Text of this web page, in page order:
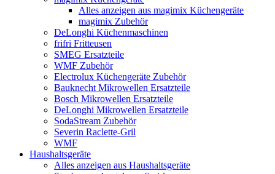
Alles anzeigen aus magimix Küchengeräte
magimix Zubehör
DeLonghi Küchenmaschinen
frifri Fritteusen
SMEG Ersatzteile
WMF Zubehör
Electrolux Küchengeräte Zubehör
Bauknecht Mikrowellen Ersatzteile
Bosch Mikrowellen Ersatzteile
DeLonghi Mikrowellen Ersatzteile
SodaStream Zubehör
Severin Raclette-Gril
WMF
Haushaltsgeräte
Alles anzeigen aus Haushaltsgeräte